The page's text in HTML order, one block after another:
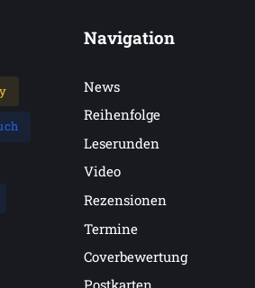
Navigation
News
Reihenfolge
Leserunden
Video
Rezensionen
Termine
Coverbewertung